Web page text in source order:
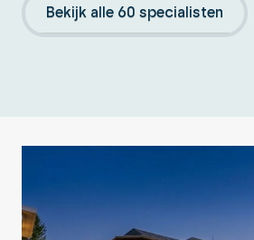
Bekijk alle 60 specialisten